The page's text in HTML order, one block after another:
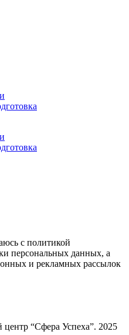
с политикой
персональных данных, а
и рекламных рассылок
“Сфера Успеха”. 2025